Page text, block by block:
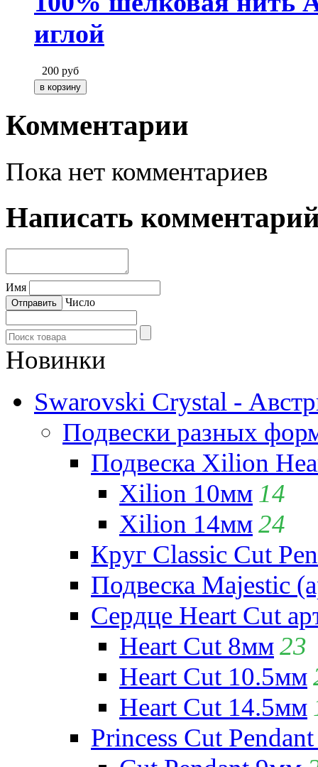
иглой
200 руб
Комментарии
Пока нет комментариев
Написать
Имя
Число
Новинки
Swarovski Crystal -
Подвески разных
Подвеска Xilion
Xilion 10мм 14
Xilion 14мм24
Круг Classic Cut
Подвеска Majestic
Сердце Heart Cut
Heart Cut 8мм23
Heart Cut 10.5мм
Heart Cut 14.5мм
Princess Cut